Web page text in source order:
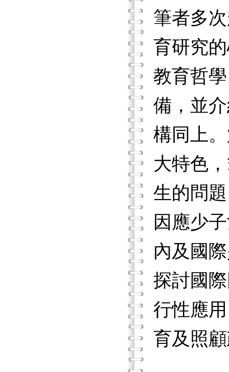
筆者多
育研究
教育哲
備，並
構同上
大特色
生的問
因應少
內及國
探討國
行性應
育及照